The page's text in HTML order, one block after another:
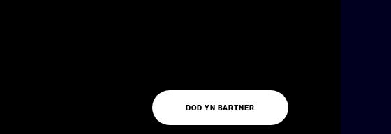
DOD YN BARTNER